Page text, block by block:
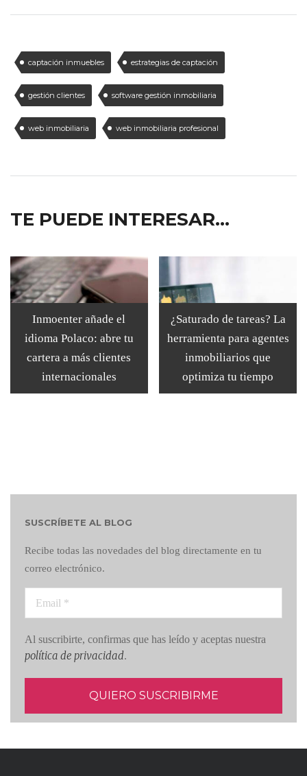
captación inmuebles estrategias de captación
gestión clientes software gestión inmobiliaria
web inmobiliaria web inmobiliaria profesional
TE PUEDE INTERESAR...
Inmoenter añade el
idioma Polaco: abre tu
cartera a más clientes
internacionales
¿Saturado de tareas? La
herramienta para agentes
inmobiliarios que
optimiza tu tiempo
SUSCRÍBETE AL BLOG
Recibe todas las novedades del blog directamente en tu
correo electrónico.
Al suscribirte, confirmas que has leído y aceptas nuestra
política de privacidad.